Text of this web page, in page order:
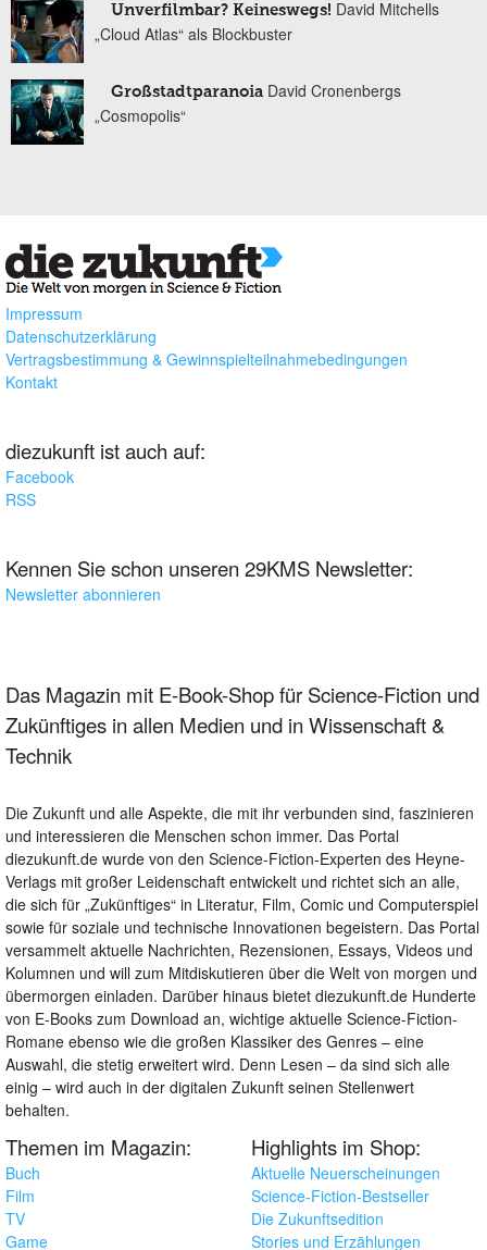
Unverfilmbar? Keineswegs! David Mitchells
„Cloud Atlas“ als Blockbuster
Großstadtparanoia David Cronenbergs
„Cosmopolis“
Impressum
Datenschutzerklärung
Vertragsbestimmung & Gewinnspielteilnahmebedingungen
Kontakt
diezukunft ist auch auf:
Facebook
RSS
Kennen Sie schon unseren 29KMS Newsletter:
Newsletter abonnieren
Das Magazin mit E-Book-Shop für Science-Fiction und
Zukünftiges in allen Medien und in Wissenschaft &
Technik
Die Zukunft und alle Aspekte, die mit ihr verbunden sind, faszinieren
und interessieren die Menschen schon immer. Das Portal
diezukunft.de wurde von den Science-Fiction-Experten des Heyne-
Verlags mit großer Leidenschaft entwickelt und richtet sich an alle,
die sich für „Zukünftiges“ in Literatur, Film, Comic und Computerspiel
sowie für soziale und technische Innovationen begeistern. Das Portal
versammelt aktuelle Nachrichten, Rezensionen, Essays, Videos und
Kolumnen und will zum Mitdiskutieren über die Welt von morgen und
übermorgen einladen. Darüber hinaus bietet diezukunft.de Hunderte
von E-Books zum Download an, wichtige aktuelle Science-Fiction-
Romane ebenso wie die großen Klassiker des Genres – eine
Auswahl, die stetig erweitert wird. Denn Lesen – da sind sich alle
einig – wird auch in der digitalen Zukunft seinen Stellenwert
behalten.
Themen im Magazin:
Buch
Film
TV
Game
Highlights im Shop:
Aktuelle Neuerscheinungen
Science-Fiction-Bestseller
Die Zukunftsedition
Stories und Erzählungen